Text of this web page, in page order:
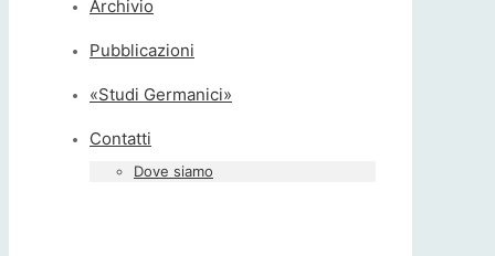
Archivio
Pubblicazioni
«Studi Germanici»
Contatti
Dove siamo